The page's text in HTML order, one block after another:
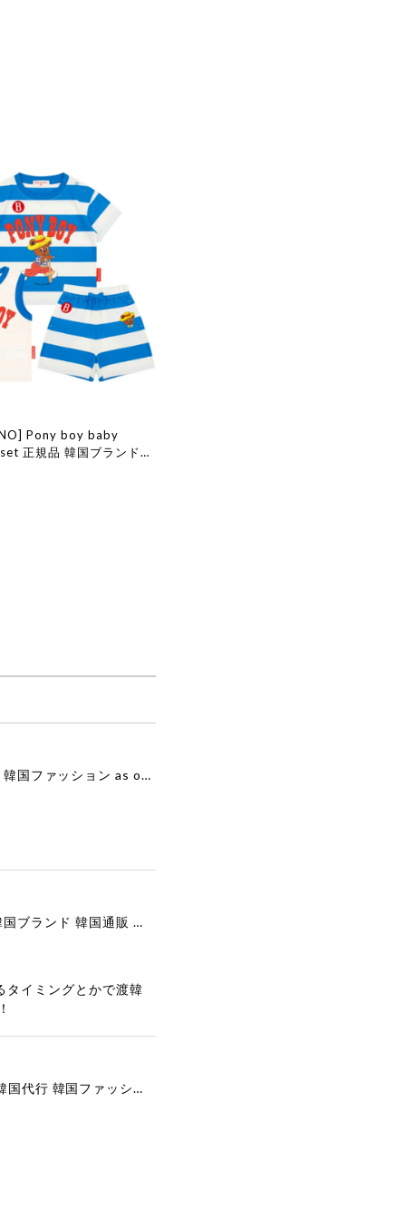
Pony boy baby
正規品 韓国ブランド
日本 店舗 韓国
[as”on] BONITA MINI BAG / BLACK 正規品 韓国ブランド 韓国通販 韓国代行 韓国ファッション as on ason エズオン アズオン
[COOR][WOMEN] Faux Suede Three-Button Blazer (Dark Brown) 正規品 韓国ブランド 韓国通販 韓国代行 韓国ファッション クール クーア クアー 日本 店舗
タイミングとかで渡韓
[COYSEIO] COY BUMBLE SNEAKERS GREY 正規品 韓国ブランド 韓国通販 韓国代行 韓国ファッション コイセイオ 日本 店舗